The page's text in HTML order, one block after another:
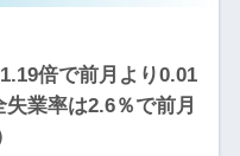
倍で前月より0.01
業率は2.6％で前月